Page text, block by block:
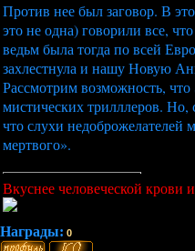
Против нее был заговор. В
это не одна) говорили все,
ведьм была тогда по всей
захлестнула и нашу Новую
Рассмотрим возможность,
мистических трилллеров. Но,
что слухи недоброжелателей
мертвого».
Вкуснее человеческой крови
Награды: 0